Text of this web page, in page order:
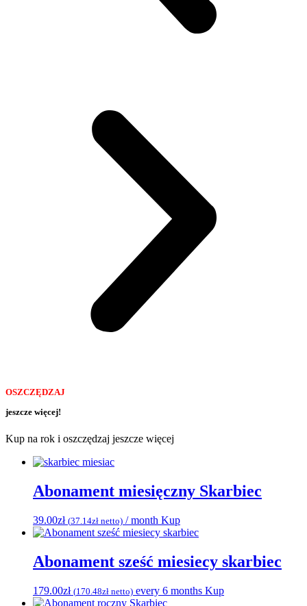
OSZCZĘDZAJ
jeszcze więcej!
Kup na rok i oszczędzaj jeszcze więcej
Abonament miesięczny Skarbiec
39.00zł (37.14zł netto) / month Kup
Abonament sześć miesiecy skarbiec
179.00zł (170.48zł netto) every 6 months Kup